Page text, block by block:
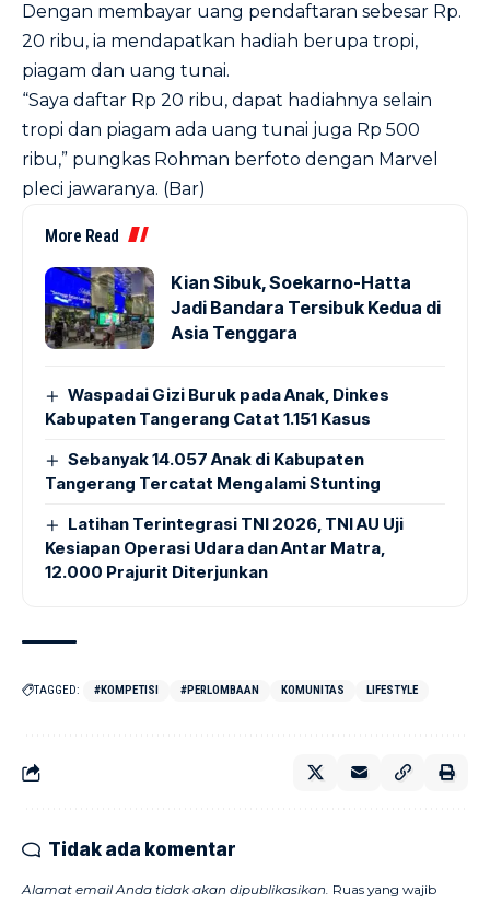
Dengan membayar uang pendaftaran sebesar Rp.
20 ribu, ia mendapatkan hadiah berupa tropi,
piagam dan uang tunai.
“Saya daftar Rp 20 ribu, dapat hadiahnya selain
tropi dan piagam ada uang tunai juga Rp 500
ribu,” pungkas Rohman berfoto dengan Marvel
pleci jawaranya. (Bar)
More Read
Kian Sibuk, Soekarno-Hatta
Jadi Bandara Tersibuk Kedua di
Asia Tenggara
Waspadai Gizi Buruk pada Anak, Dinkes
Kabupaten Tangerang Catat 1.151 Kasus
Sebanyak 14.057 Anak di Kabupaten
Tangerang Tercatat Mengalami Stunting
Latihan Terintegrasi TNI 2026, TNI AU Uji
Kesiapan Operasi Udara dan Antar Matra,
12.000 Prajurit Diterjunkan
TAGGED: #KOMPETISI #PERLOMBAAN KOMUNITAS LIFESTYLE
Tidak ada komentar
Alamat email Anda tidak akan dipublikasikan. Ruas yang wajib